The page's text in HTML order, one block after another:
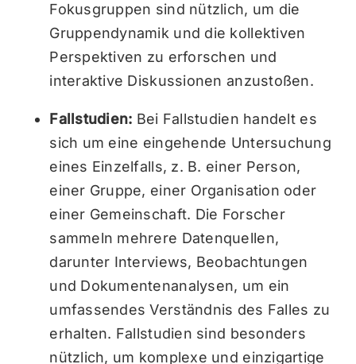
Fokusgruppen sind nützlich, um die
Gruppendynamik und die kollektiven
Perspektiven zu erforschen und
interaktive Diskussionen anzustoßen.
Fallstudien: Bei Fallstudien handelt es
sich um eine eingehende Untersuchung
eines Einzelfalls, z. B. einer Person,
einer Gruppe, einer Organisation oder
einer Gemeinschaft. Die Forscher
sammeln mehrere Datenquellen,
darunter Interviews, Beobachtungen
und Dokumentenanalysen, um ein
umfassendes Verständnis des Falles zu
erhalten. Fallstudien sind besonders
nützlich, um komplexe und einzigartige